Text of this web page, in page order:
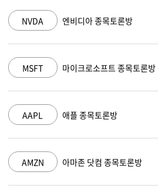
NVDA 엔비디아 종목토론방
MSFT 마이크로소프트 종목토론방
AAPL 애플 종목토론방
AMZN 아마존 닷컴 종목토론방